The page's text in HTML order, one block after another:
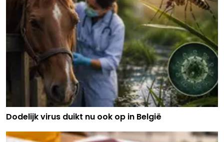
Dodelijk virus duikt nu ook op in België